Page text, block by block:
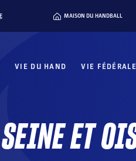
MAISON DU HANDBALL
VIE DU HAND VIE FÉDÉRALE
ET